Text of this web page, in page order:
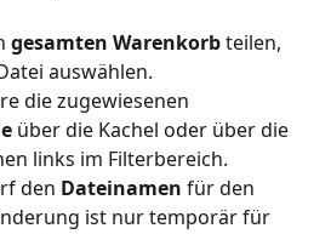
gesamten Warenkorb teilen,
auswählen.
die zugewiesenen
über die Kachel oder über die
links im Filterbereich.
den Dateinamen für den
ist nur temporär für